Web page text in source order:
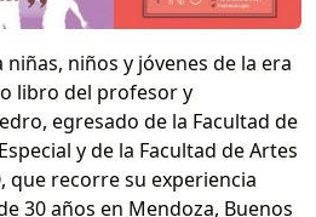
niños y jóvenes de la era
libro del profesor y
egresado de la Facultad de
y de la Facultad de Artes
que recorre su experiencia
30 años en Mendoza, Buenos